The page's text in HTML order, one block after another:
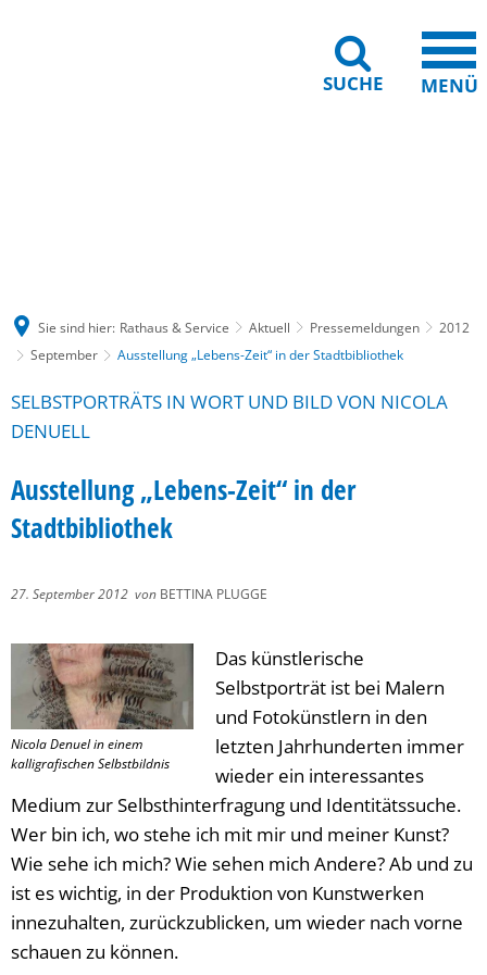
SUCHE MENÜ
Sie sind hier: Rathaus & Service Aktuell Pressemeldungen
2012
September
Ausstellung „Lebens-Zeit“ in der Stadtbibliothek
SELBSTPORTRÄTS IN WORT UND BILD VON NICOLA
DENUELL
Ausstellung „Lebens-Zeit“ in der
Stadtbibliothek
27. September 2012 von BETTINA PLUGGE
Nicola Denuel in einem
kalligrafischen Selbstbildnis
Das künstlerische
Selbstporträt ist bei Malern
und Fotokünstlern in den
letzten Jahrhunderten immer
wieder ein interessantes
Medium zur Selbsthinterfragung und Identitätssuche.
Wer bin ich, wo stehe ich mit mir und meiner Kunst?
Wie sehe ich mich? Wie sehen mich Andere? Ab und zu
ist es wichtig, in der Produktion von Kunstwerken
innezuhalten, zurückzublicken, um wieder nach vorne
schauen zu können.